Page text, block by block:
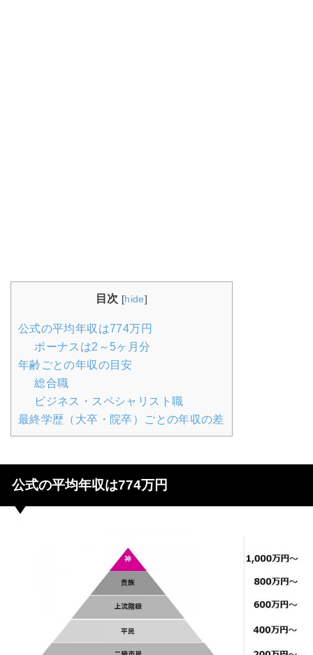
目次 [hide]
公式の平均年収は774万円
ボーナスは2～5ヶ月分
年齢ごとの年収の目安
総合職
ビジネス・スペシャリスト職
最終学歴（大卒・院卒）ごとの年収の差
公式の平均年収は774万円